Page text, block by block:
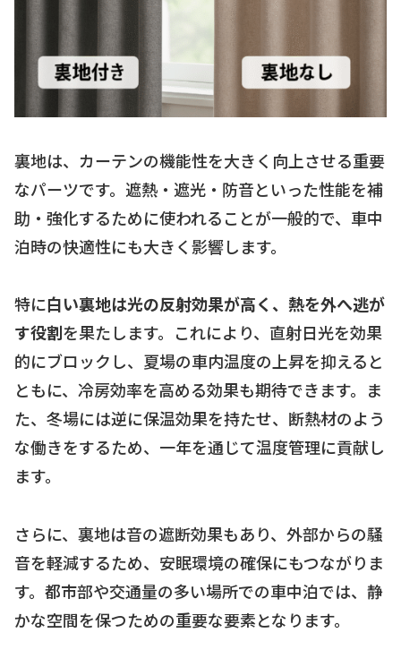
裏地は、カーテンの機能性を大きく向上させる重要
なパーツです。遮熱・遮光・防音といった性能を補
助・強化するために使われることが一般的で、車中
泊時の快適性にも大きく影響します。
特に白い裏地は光の反射効果が高く、熱を外へ逃が
す役割を果たします。これにより、直射日光を効果
的にブロックし、夏場の車内温度の上昇を抑えると
ともに、冷房効率を高める効果も期待できます。ま
た、冬場には逆に保温効果を持たせ、断熱材のよう
な働きをするため、一年を通じて温度管理に貢献し
ます。
さらに、裏地は音の遮断効果もあり、外部からの騒
音を軽減するため、安眠環境の確保にもつながりま
す。都市部や交通量の多い場所での車中泊では、静
かな空間を保つための重要な要素となります。